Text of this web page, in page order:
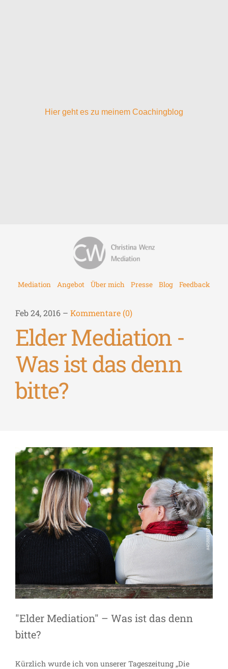
Hier geht es zu meinem Coachingblog
Mediation Angebot Über mich Presse Blog Feedback
Feb 24, 2016 – Kommentare (0)
Elder Mediation -
Was ist das denn
bitte?
"Elder Mediation" – Was ist das denn
bitte?
Kürzlich wurde ich von unserer Tageszeitung „Die